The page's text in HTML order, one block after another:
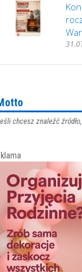
chcesz znaleźć